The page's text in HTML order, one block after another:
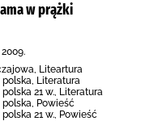
w prążki
Liteartura
Literatura
21 w., Literatura
Powieść
21 w., Powieść